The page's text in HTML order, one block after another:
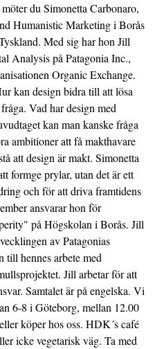
du Simonetta Carbonaro,
Humanistic Marketing i Borås
Med sig har hon Jill
Analysis på Patagonia Inc.,
Organic Exchange.
kan design bidra till att lösa
Vad har design med
kan man kanske fråga
ambitioner att få makthavare
att design är makt. Simonetta
formge prylar, utan det är ett
och för att driva framtidens
ansvarar hon för
på Högskolan i Borås. Jill
av Patagonias
till hennes arbete med
Jill arbetar för att
Samtalet är på engelska. Vi
6-8 i Göteborg, mellan 12.00
köper hos oss. HDK´s café
icke vegetarisk väg. Ta med